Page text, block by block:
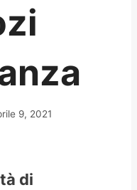
9, 2021
di